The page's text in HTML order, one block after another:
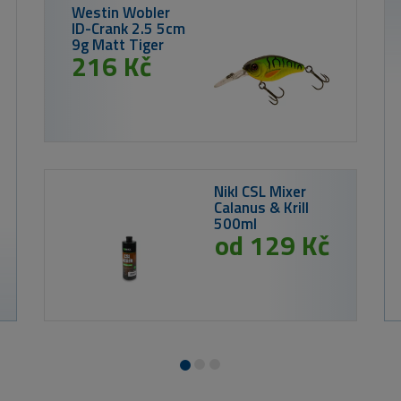
Westin Gumová nástraha Shadteez Slim